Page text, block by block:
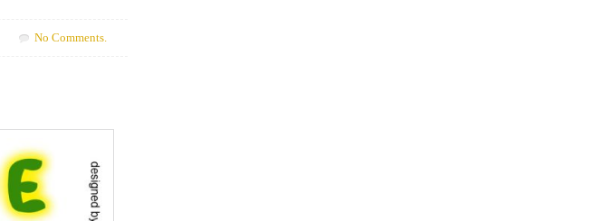
No Comments.